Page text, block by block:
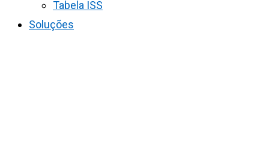
Tabela ISS
Soluções